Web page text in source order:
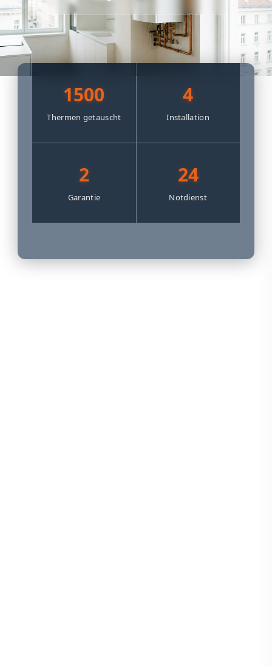
1500
Thermen getauscht
4
Installation
2
Garantie
24
Notdienst